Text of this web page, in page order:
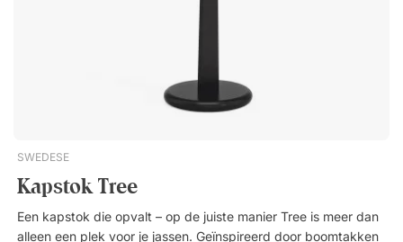
kapstok, gemaakt van gepoedercoate metalen draden. Het
rek biedt goede opbergmogelijkheden en is perfect voor de
hal of entree. Tijdloos en praktisch ontwerp. Gemaakt van
100% gerecycled metaal. Versierd met zes of acht nette
SWEDESE
Kapstok Tree
Een kapstok die opvalt – op de juiste manier Tree is meer dan
alleen een plek voor je jassen. Geïnspireerd door boomtakken